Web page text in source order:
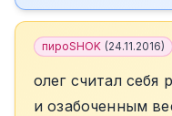
пироSHOK (24.11.2016)
олег считал себя
и озабоченным